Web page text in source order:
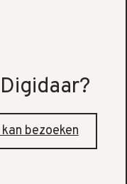
bezoeken